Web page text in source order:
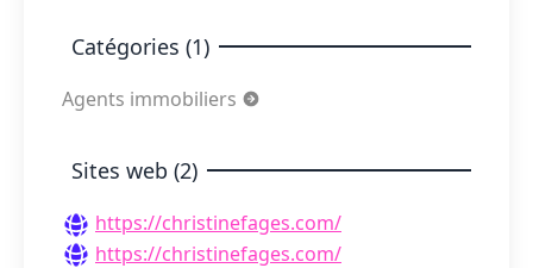
Catégories (1)
Agents immobiliers
Sites web (2)
https://christinefages.com/
https://christinefages.com/